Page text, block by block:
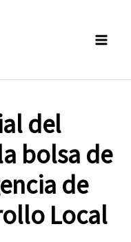
del
bolsa de
de
Local